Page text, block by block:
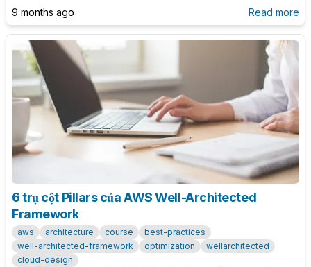
tiêu hàng tháng đến dự đoán chi phí tương lai và tối ưu ngân
9 months ago Read more
6 trụ cột Pillars của AWS Well-Architected
Framework
aws architecture course
best-practices
well-architected-framework
optimization
wellarchitected
cloud-design